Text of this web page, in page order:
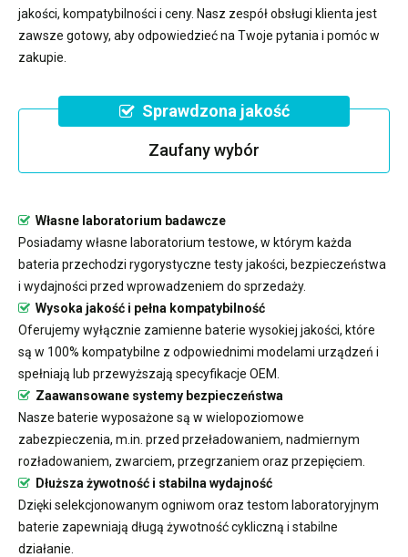
jakości, kompatybilności i ceny. Nasz zespół obsługi klienta jest
zawsze gotowy, aby odpowiedzieć na Twoje pytania i pomóc w
zakupie.
Sprawdzona jakość
Zaufany wybór
Własne laboratorium badawcze
Posiadamy własne laboratorium testowe, w którym każda
bateria przechodzi rygorystyczne testy jakości, bezpieczeństwa
i wydajności przed wprowadzeniem do sprzedaży.
Wysoka jakość i pełna kompatybilność
Oferujemy wyłącznie zamienne baterie wysokiej jakości, które
są w 100% kompatybilne z odpowiednimi modelami urządzeń i
spełniają lub przewyższają specyfikacje OEM.
Zaawansowane systemy bezpieczeństwa
Nasze baterie wyposażone są w wielopoziomowe
zabezpieczenia, m.in. przed przeładowaniem, nadmiernym
rozładowaniem, zwarciem, przegrzaniem oraz przepięciem.
Dłuższa żywotność i stabilna wydajność
Dzięki selekcjonowanym ogniwom oraz testom laboratoryjnym
baterie zapewniają długą żywotność cykliczną i stabilne
działanie.